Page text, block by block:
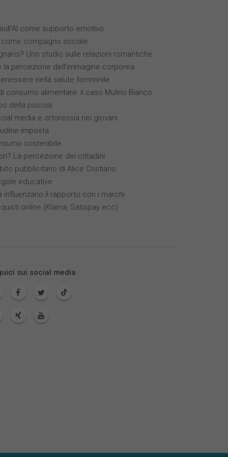
come supporto emotivo
come compagno sociale
Uno studio sulle relazioni romantiche
la percezione dell'immagine corporea
nella salute femminile
consumo alimentare: il caso Mulino Bianco
della psicosi
media e ortoressia nei giovani
imposta
sostenibile
La percezione dei cittadini
pubblicitario di Alice Cristiano
educative
influenzano il rapporto con i marchi
online (Klarna, Satispay ecc)
sui social media